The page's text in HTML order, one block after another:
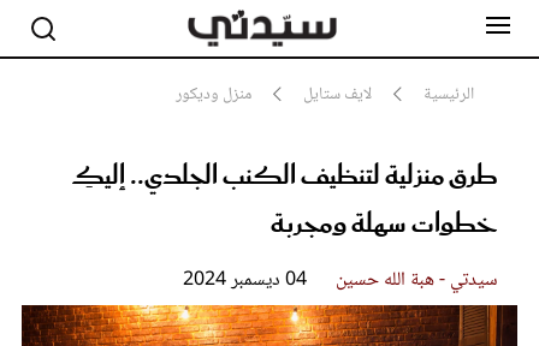
الرئيسية لايف ستايل منزل وديكور
طرق منزلية لتنظيف الكنب الجلدي.. إليكِ
خطوات سهلة ومجربة
سيدتي - هبة الله حسين 04 ديسمبر 2024
مشاهير
جمال
سيدتي وطفلك
لايف ستايل
بلس+